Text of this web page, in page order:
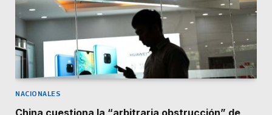
NACIONALES
China cuestiona la “arbitraria obstrucción” de